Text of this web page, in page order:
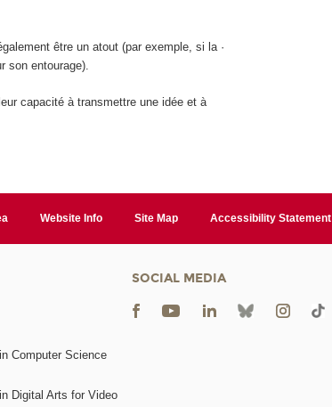
être un atout (par exemple, si la ·
son entourage).
capacité à transmettre une idée et à
Website Info Site Map Accessibility Statement
Computer Science
Digital Arts for Video
SOCIAL MEDIA